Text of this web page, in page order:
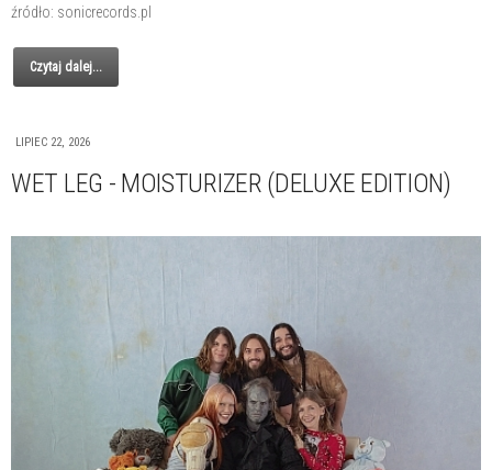
źródło: sonicrecords.pl
Czytaj dalej...
LIPIEC 22, 2026
WET LEG - MOISTURIZER (DELUXE EDITION)